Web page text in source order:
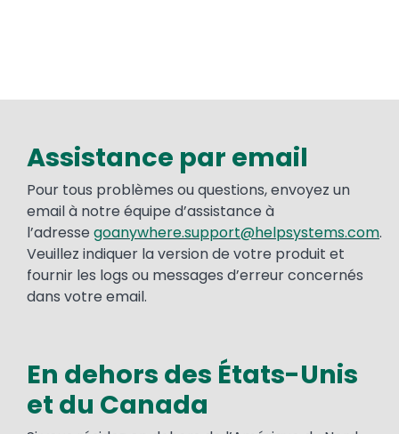
Assistance par email
Pour tous problèmes ou questions, envoyez un
email à notre équipe d’assistance à
l’adresse goanywhere.support@helpsystems.com.
Veuillez indiquer la version de votre produit et
fournir les logs ou messages d’erreur concernés
dans votre email.
En dehors des États-Unis
et du Canada